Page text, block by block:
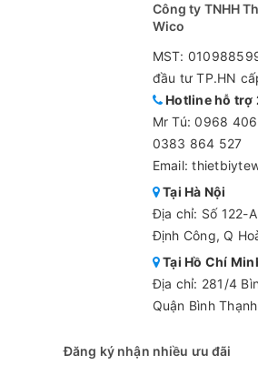
Công ty TNHH
Wico
MST:
đầu tư TP.HN
Hotline hỗ trợ
Mr Tú:0968
0383 864 527
Email:
Tại Hà Nội
Địa chỉ: Số 122-
Định Công, Q
Tại Hồ Chí
Địa chỉ: 281/4
Quận Bình
Đăng ký nhận nhiều ưu đãi